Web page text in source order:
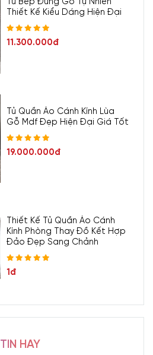
Tủ Bếp Đứng Gỗ Tự Nhiên
Thiết Kế Kiểu Dáng Hiện Đại
11.300.000đ
Tủ Quần Áo Cánh Kính Lùa
Gỗ Mdf Đẹp Hiện Đại Giá Tốt
19.000.000đ
Thiết Kế Tủ Quần Áo Cánh
Kính Phòng Thay Đồ Kết Hợp
Đảo Đẹp Sang Chảnh
1đ
TIN HAY